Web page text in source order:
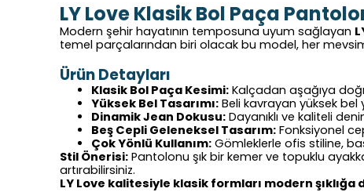
LYLoveKlasik Bol Paça
Modern şehir hayatının temposuna uyum sağlayan
temel parçalarından biri olacak bu model, her mevsim
Ürün Detayları
Klasik Bol Paça Kesimi: Kalçadan aşağıya
Yüksek Bel Tasarımı: Beli kavrayan yüksek
Dinamik Jean Dokusu: Dayanıklı ve kaliteli
Beş Cepli Geleneksel Tasarım: Fonksiyonel
Çok Yönlü Kullanım: Gömleklerle ofis stiline,
Stil Önerisi: Pantolonu şık bir kemer ve topuklu
artırabilirsiniz.
LY Love kalitesiyle klasik formları modern şıklığa